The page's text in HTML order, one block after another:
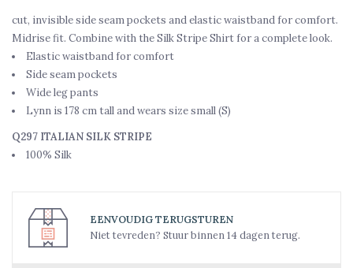
cut, invisible side seam pockets and elastic waistband for comfort.
Midrise fit. Combine with the Silk Stripe Shirt for a complete look.
Elastic waistband for comfort
Side seam pockets
Wide leg pants
Lynn is 178 cm tall and wears size small (S)
Q297 ITALIAN SILK STRIPE
100% Silk
EENVOUDIG TERUGSTUREN
Niet tevreden? Stuur binnen 14 dagen terug.